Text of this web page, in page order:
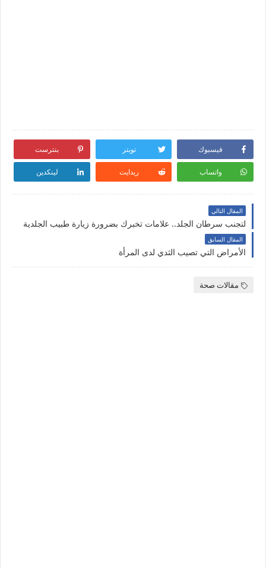
فيسبوك تويتر بنترست
واتساب ريدايت لينكدين
المقال التالي
لتجنب سرطان الجلد.. علامات تخبرك بضرورة زيارة طبيب الجلدية
المقال السابق
الأمراض التي تصيب الثدي لدى المرأة
مقالات صحة